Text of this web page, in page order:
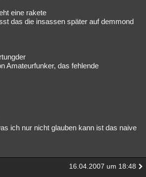
eine rakete
das die insassen später auf demmond
Amateurfunker, das fehlende
ich nur nicht glauben kann ist das naive
16.04.2007 um 18:48